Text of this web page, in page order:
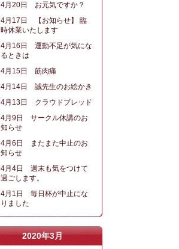
4月20日 お元気ですか？
4月17日 【お知らせ】 臨
時休業いたします
4月16日 運動不足が気にな
るときは
4月15日 筋肉痛
4月14日 誠先生のお絵かき
4月13日 クラウドブレッド
4月9日 サークル休講のお
知らせ
4月6日 またまた中止のお
知らせ
4月4日 週末も気をつけて
過ごします。
4月1日 毎日杯が中止にな
りました
2020年3月